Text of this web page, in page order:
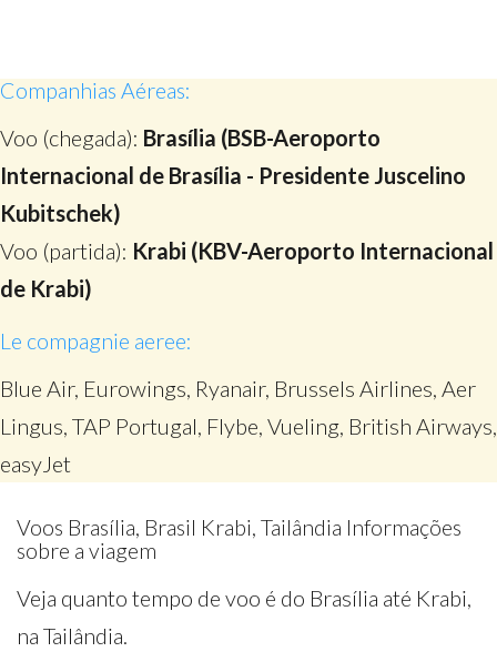
Companhias Aéreas:
Voo (chegada): Brasília (BSB-Aeroporto
Internacional de Brasília - Presidente Juscelino
Kubitschek)
Voo (partida): Krabi (KBV-Aeroporto Internacional
de Krabi)
Le compagnie aeree:
Blue Air, Eurowings, Ryanair, Brussels Airlines, Aer
Lingus, TAP Portugal, Flybe, Vueling, British Airways,
easyJet
Voos Brasília, Brasil Krabi, Tailândia Informações
sobre a viagem
Veja quanto tempo de voo é do Brasília até Krabi,
na Tailândia.